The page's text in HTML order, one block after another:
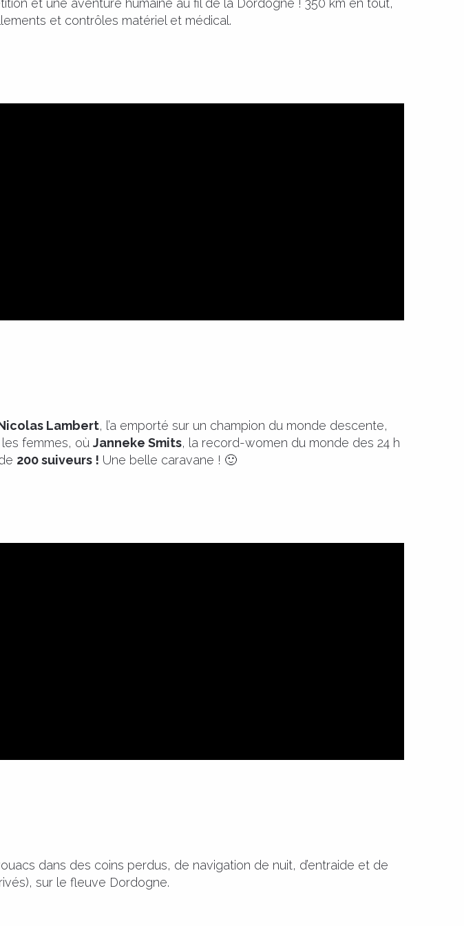
et une aventure humaine au fil de la Dordogne ! 350 km en tout,
et contrôles matériel et médical.
Lambert, l’a emporté sur un champion du monde descente,
femmes, où Janneke Smits, la record-women du monde des 24 h
200 suiveurs ! Une belle caravane ! 🙂
dans des coins perdus, de navigation de nuit, d’entraide et de
sur le fleuve Dordogne.